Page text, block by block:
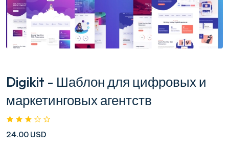
Digikit - Шаблон для цифровых и
маркетинговых агентств
24.00 USD